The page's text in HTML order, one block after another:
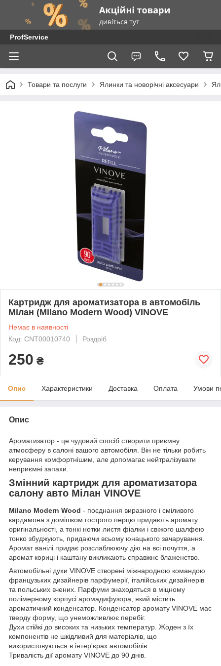
ProfService
Товари та послуги Ялинки та новорічні аксесуари
Картридж для ароматизатора в автомобіль
Мілан (Milano Modern Wood) VINOVE
Немає в наявності
Код: CNT00010740
Роздріб
250 ₴
Опис Характеристики Доставка Оплата Умови
Опис
Ароматизатор - це чудовий спосіб створити приємну
атмосферу в салоні вашого автомобіля. Він не тільки робить
керування комфортнішим, але допомагає нейтралізувати
неприємні запахи.
Змінний картридж для ароматизатора
салону авто Мілан VINOVE
Milano Modern Wood - поєднання виразного і сміливого
кардамона з домішком гострого перцю придають аромату
оригінальності, а тонкі нотки листя фіалки і свіжого шалфею
тонко збуджують, придаючи всьому юнацького зачарування.
Аромат ванілі придає розслаблюючу дію на всі почуття, а
аромат кориці і каштану викликають справжнє блаженство.
Автомобільні духи VINOVE створені міжнародною командою
французьких дизайнерів парфумерії, італійських дизайнерів
та польських вчених. Парфуми знаходяться в міцному
полімерному корпусі аромадифузора, який містить
ароматичний конденсатор. Конденсатор аромату VINOVE має
тверду форму, що унеможливлює перебіг.
Духи стійкі до високих та низьких температур. Жоден з їх
компонентів не шкідливий для матеріалів, що
використовуються в інтер'єрах автомобілів.
Тривалість дії аромату VINOVE до 90 днів.